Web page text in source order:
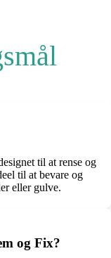
til at rense og
til at bevare og
eller gulve.
og Fix?